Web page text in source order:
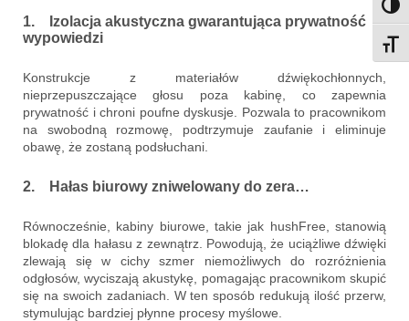
1. Izolacja akustyczna gwarantująca prywatność
wypowiedzi
Konstrukcje z materiałów dźwiękochłonnych,
nieprzepuszczające głosu poza kabinę, co zapewnia
prywatność i chroni poufne dyskusje. Pozwala to pracownikom
na swobodną rozmowę, podtrzymuje zaufanie i eliminuje
obawę, że zostaną podsłuchani.
2. Hałas biurowy zniwelowany do zera…
Równocześnie, kabiny biurowe, takie jak hushFree, stanowią
blokadę dla hałasu z zewnątrz. Powodują, że uciążliwe dźwięki
zlewają się w cichy szmer niemożliwych do rozróżnienia
odgłosów, wyciszają akustykę, pomagając pracownikom skupić
się na swoich zadaniach. W ten sposób redukują ilość przerw,
stymulując bardziej płynne procesy myślowe.